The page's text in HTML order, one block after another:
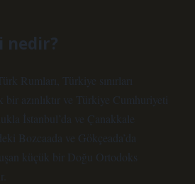
nedir?
Rumları, Türkiye sınırları
bir azınlıktır ve Türkiye Cumhuriyeti
İstanbul’da ve Çanakkale
Bozcaada ve Gökçeada’da
küçük bir Doğu Ortodoks